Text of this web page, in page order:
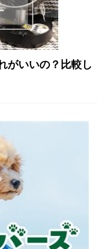
がいいの？比較し